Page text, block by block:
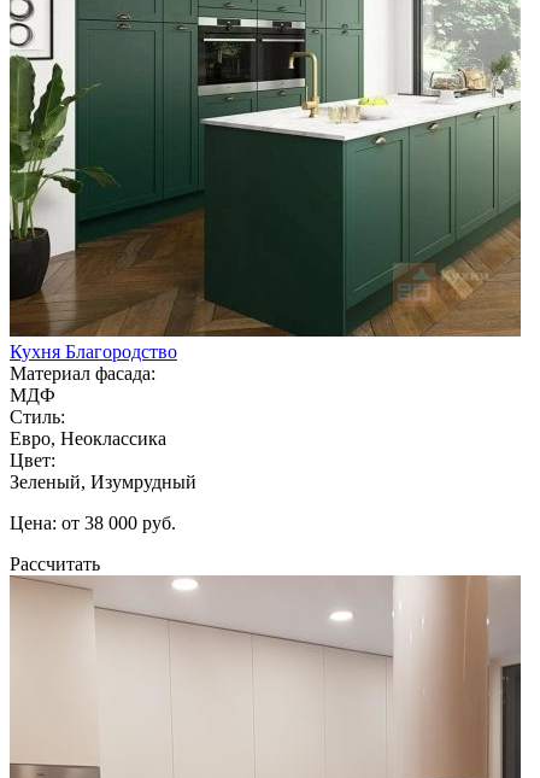
Кухня Благородство
Материал фасада:
МДФ
Стиль:
Евро, Неоклассика
Цвет:
Зеленый, Изумрудный
Цена: от 38 000 руб.
Рассчитать